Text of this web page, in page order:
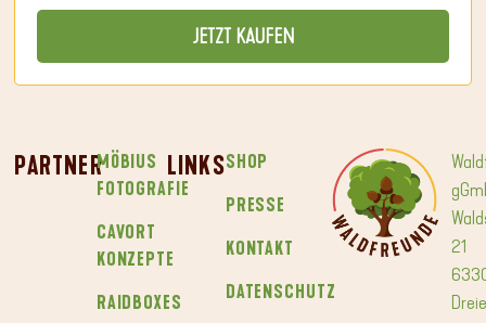
JETZT KAUFEN
21
LINKSSHOP
PRESSE
KONTAKT
DATENSCHUTZ
PARTNERMÖBIUS
FOTOGRAFIE
CAVORT
KONZEPTE
RAIDBOXES